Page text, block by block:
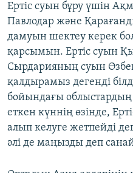
Ертіс суын бұру үшін
Павлодар және
дамуын шектеу керек
қарсымын. Ертіс суын
Сырдарияның суын
қалдырамыз дегенді
бойындағы
еткен күннің өзінде,
алып келуге жетпейді
әлі де маңызды деп